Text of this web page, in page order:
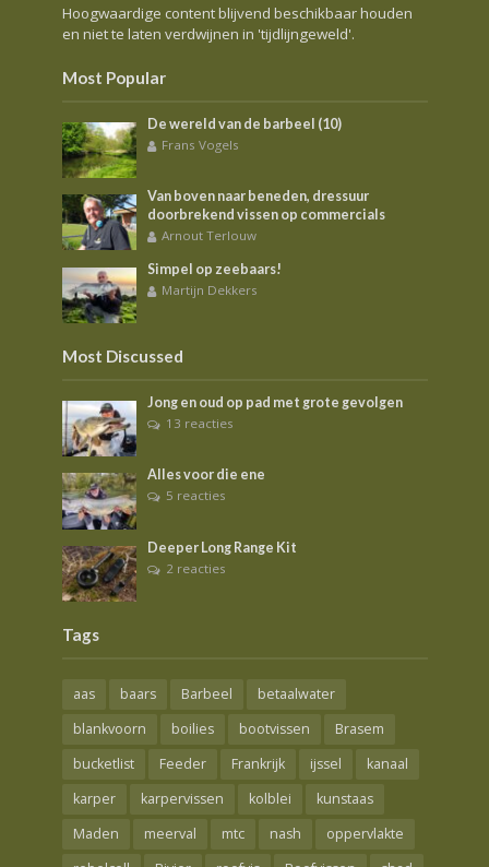
Hoogwaardige content blijvend beschikbaar houden
en niet te laten verdwijnen in 'tijdlijngeweld'.
Most Popular
De wereld van de barbeel (10)
Frans Vogels
Van boven naar beneden, dressuur
doorbrekend vissen op commercials
Arnout Terlouw
Simpel op zeebaars!
Martijn Dekkers
Most Discussed
Jong en oud op pad met grote gevolgen
13 reacties
Alles voor die ene
5 reacties
Deeper Long Range Kit
2 reacties
Tags
aas baars Barbeel
betaalwater
blankvoorn
boilies bootvissen
Brasem
bucketlist
Feeder Frankrijk ijssel
kanaal
karper
karpervissen kolblei
kunstaas
Maden
meerval mtc nash
oppervlakte